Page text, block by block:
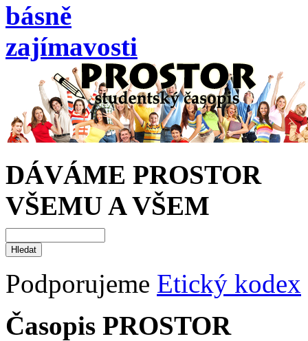
básně
zajímavosti
DÁVÁME PROSTOR
VŠEMU A VŠEM
Podporujeme Etický kodex
Časopis PROSTOR